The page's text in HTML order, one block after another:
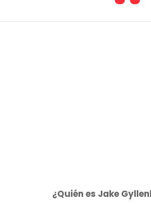
¿Quién es Jake